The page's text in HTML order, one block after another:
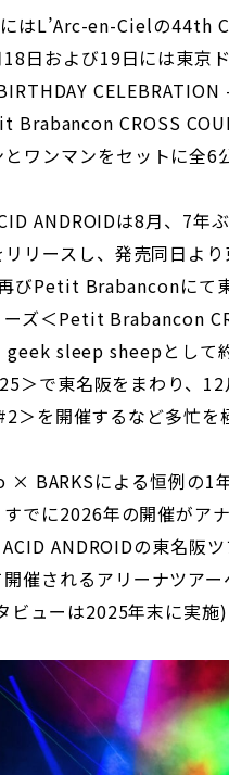
はL’Arc-en-Cielの44th
18日および19日には東京
Brabancon CROSS
ワンマンをセットに全6
ANDROIDは8月、7
リースし、発売同日よ
びPetit Brabanconにて
ーズ＜Petit Brabancon
geek sleep sheepとし
＞で東名阪をまわり、
＞を開催するなど多忙を
BARKSによる恒例の1
すでに2026年の開催が
ANDROIDの東名阪
催されるアリーナツア
ューは2025年末に実施)